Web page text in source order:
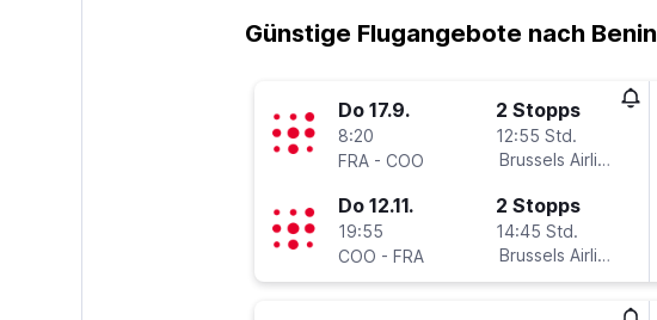
Günstige Flugangebote nach Benin
Do 17.9.
8:20
FRA - COO
2 Stopps
12:55 Std.
Brussels Airlines
Do 12.11.
19:55
COO - FRA
2 Stopps
14:45 Std.
Brussels Airlines